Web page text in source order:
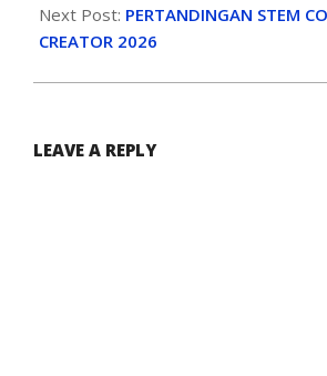
Next Post: PERTANDINGAN STEM
CREATOR 2026
LEAVE A REPLY